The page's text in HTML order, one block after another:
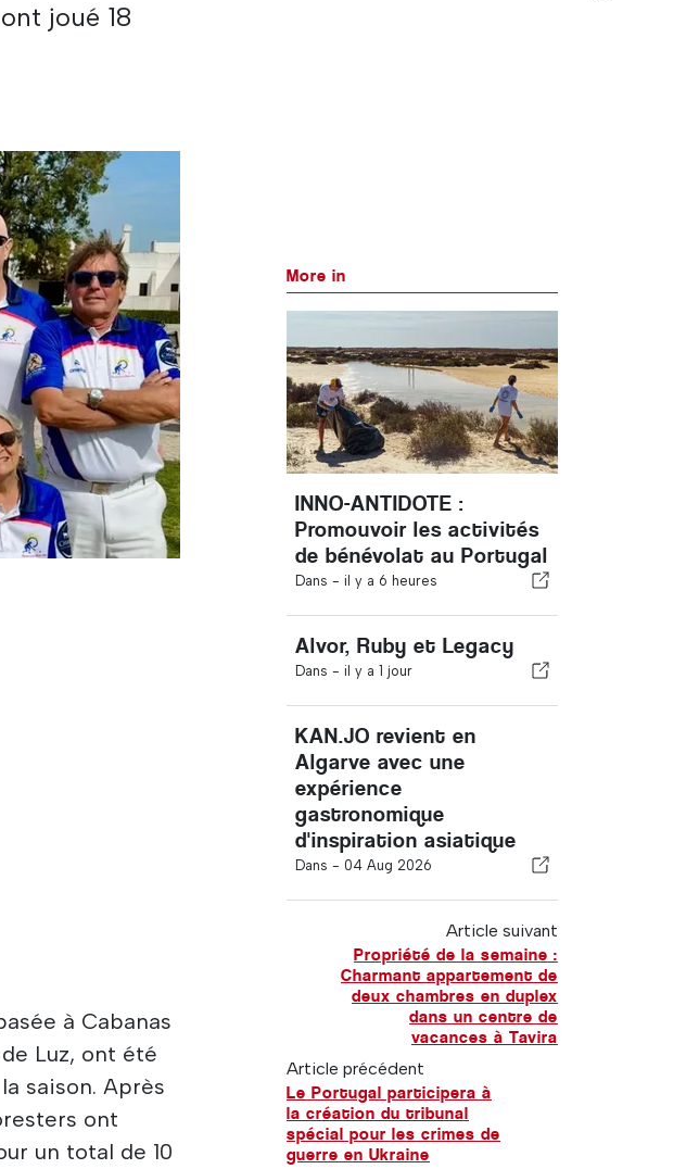
joué 18
à Cabanas
Luz, ont été
saison. Après
ont
un total de 10
More in
INNO-ANTIDOTE :
Promouvoir les activités
de bénévolat au Portugal
Dans - il y a 6 heures
Alvor, Ruby et Legacy
Dans - il y a 1 jour
KAN.JO revient en
Algarve avec une
expérience
gastronomique
d'inspiration asiatique
Dans - 04 Aug 2026
Article suivant
Propriété de la semaine :
Charmant appartement de
deux chambres en duplex
dans un centre de
vacances à Tavira
Article précédent
Le Portugal participera à
la création du tribunal
spécial pour les crimes de
guerre en Ukraine